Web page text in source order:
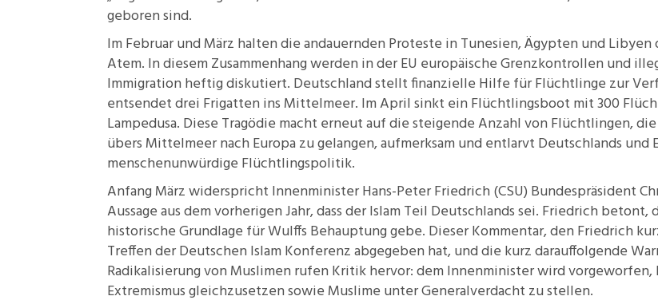
geboren sind.
Im Februar und März halten die andauernden Proteste in Tunesien, Ägypten und
Atem. In diesem Zusammenhang werden in der EU europäischeGrenzkontrollen und
Immigrationheftig diskutiert. Deutschland stellt finanzielle Hilfe für Flüchtlinge zur
entsendet drei Frigatten ins Mittelmeer. Im April sinkt einFlüchtlingsboot mit 300
Lampedusa. Diese Tragödie macht erneut auf die steigendeAnzahl von Flüchtlingen,
übers Mittelmeer nach Europa zu gelangen, aufmerksam und entlarvt Deutschlands und
menschenunwürdige Flüchtlingspolitik.
Anfang März widerspricht InnenministerHans-Peter Friedrich(CSU) Bundespräsident
Aussage aus dem vorherigen Jahr, dass der Islam Teil Deutschlands sei. Friedrich betont,
historische Grundlage für Wulffs Behauptung gebe. Dieser Kommentar, den Friedrich
Treffen derDeutschen Islam Konferenzabgegeben hat, und die kurz darauffolgende
Radikalisierung von Muslimen rufen Kritik hervor: dem Innenminister wird vorgeworfen,
Extremismus gleichzusetzen sowie Muslime unter Generalverdacht zu stellen.